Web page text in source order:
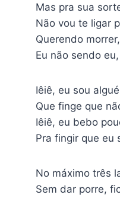
Mas pra sua
Não vou te ligar
Querendo
Eu não sendo
Iêiê, eu sou
Que finge que
Iêiê, eu bebo
Pra fingir que eu
No máximo três
Sem dar porre,